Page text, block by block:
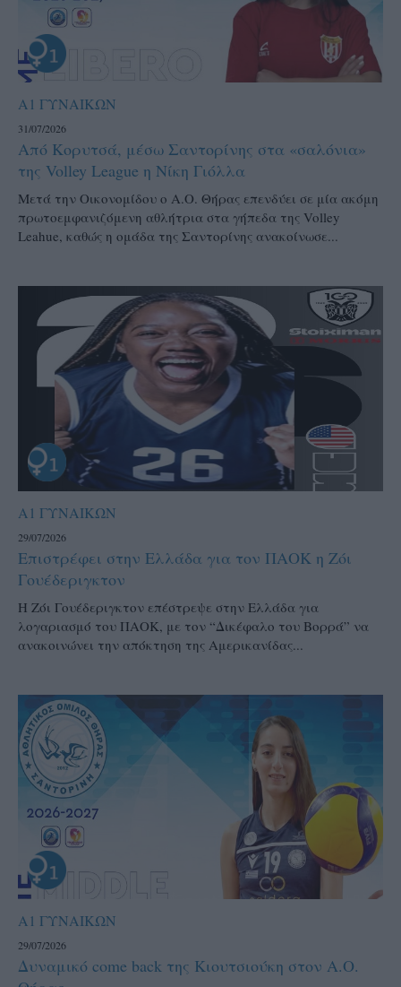
Α1 ΓΥΝΑΙΚΩΝ
31/07/2026
Από Κορυτσά, μέσω Σαντορίνης στα «σαλόνια»
της Volley League η Νίκη Γιόλλα
Μετά την Οικονομίδου ο Α.Ο. Θήρας επενδύει σε μία ακόμη
πρωτοεμφανιζόμενη αθλήτρια στα γήπεδα της Volley
Leahue, καθώς η ομάδα της Σαντορίνης ανακοίνωσε...
Α1 ΓΥΝΑΙΚΩΝ
29/07/2026
Επιστρέφει στην Ελλάδα για τον ΠΑΟΚ η Ζόι
Γουέδεριγκτον
Η Ζόι Γουέδεριγκτον επέστρεψε στην Ελλάδα για
λογαριασμό του ΠΑΟΚ, με τον “Δικέφαλο του Βορρά” να
ανακοινώνει την απόκτηση της Αμερικανίδας...
Α1 ΓΥΝΑΙΚΩΝ
29/07/2026
Δυναμικό come back της Κιουτσιούκη στον Α.Ο.